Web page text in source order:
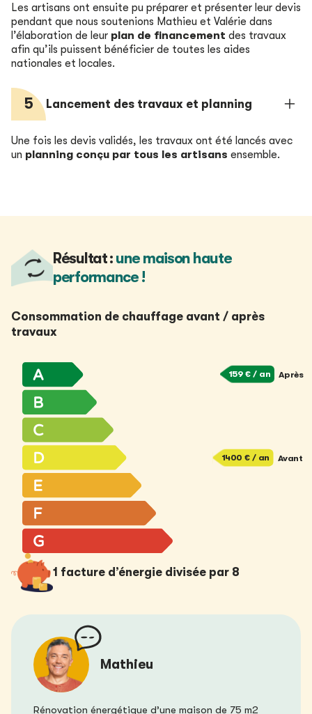
Les artisans ont ensuite pu préparer et présenter leur devis
pendant que nous soutenions Mathieu et Valérie dans
l’élaboration de leur plan de financement des travaux
afin qu’ils puissent bénéficier de toutes les aides
nationales et locales.
5 Lancement des travaux et planning
Une fois les devis validés, les travaux ont été lancés avec
un planning conçu par tous les artisans ensemble.
Résultat : une maison haute
performance !
Consommation de chauffage avant / après
travaux
1400 € / an Avant
159 € / an Après
1 facture d’énergie divisée par 8
Mathieu
Rénovation énergétique d’une maison de 75 m2